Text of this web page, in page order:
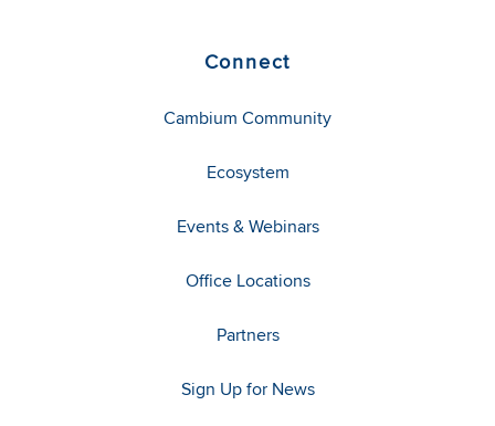
Connect
Cambium Community
Ecosystem
Events & Webinars
Office Locations
Partners
Sign Up for News